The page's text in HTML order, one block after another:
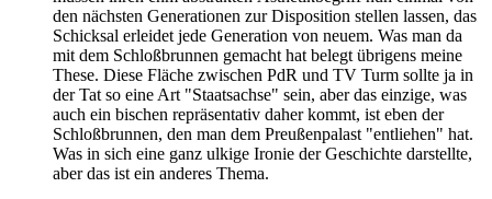
den nächsten Generationen zur Disposition stellen lassen, das
Schicksal erleidet jede Generation von neuem. Was man da
mit dem Schloßbrunnen gemacht hat belegt übrigens meine
These. Diese Fläche zwischen PdR und TV Turm sollte ja in
der Tat so eine Art "Staatsachse" sein, aber das einzige, was
auch ein bischen repräsentativ daher kommt, ist eben der
Schloßbrunnen, den man dem Preußenpalast "entliehen" hat.
Was in sich eine ganz ulkige Ironie der Geschichte darstellte,
aber das ist ein anderes Thema.